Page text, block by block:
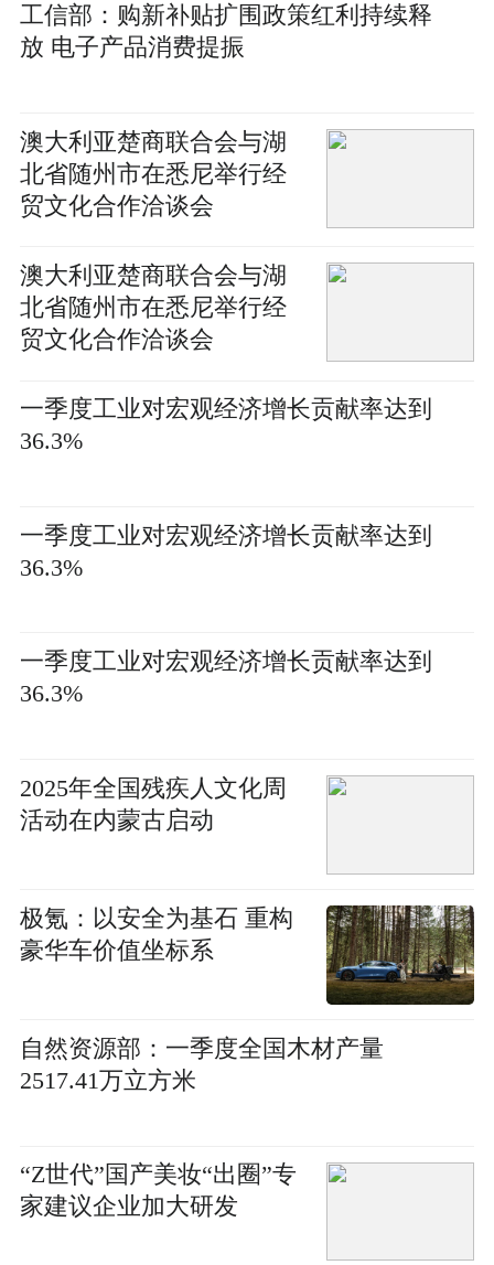
工信部：购新补贴扩围政策红利持续释
放 电子产品消费提振
澳大利亚楚商联合会与湖
北省随州市在悉尼举行经
贸文化合作洽谈会
澳大利亚楚商联合会与湖
北省随州市在悉尼举行经
贸文化合作洽谈会
一季度工业对宏观经济增长贡献率达到
36.3%
一季度工业对宏观经济增长贡献率达到
36.3%
一季度工业对宏观经济增长贡献率达到
36.3%
2025年全国残疾人文化周
活动在内蒙古启动
极氪：以安全为基石 重构
豪华车价值坐标系
自然资源部：一季度全国木材产量
2517.41万立方米
“Z世代”国产美妆“出圈”专
家建议企业加大研发